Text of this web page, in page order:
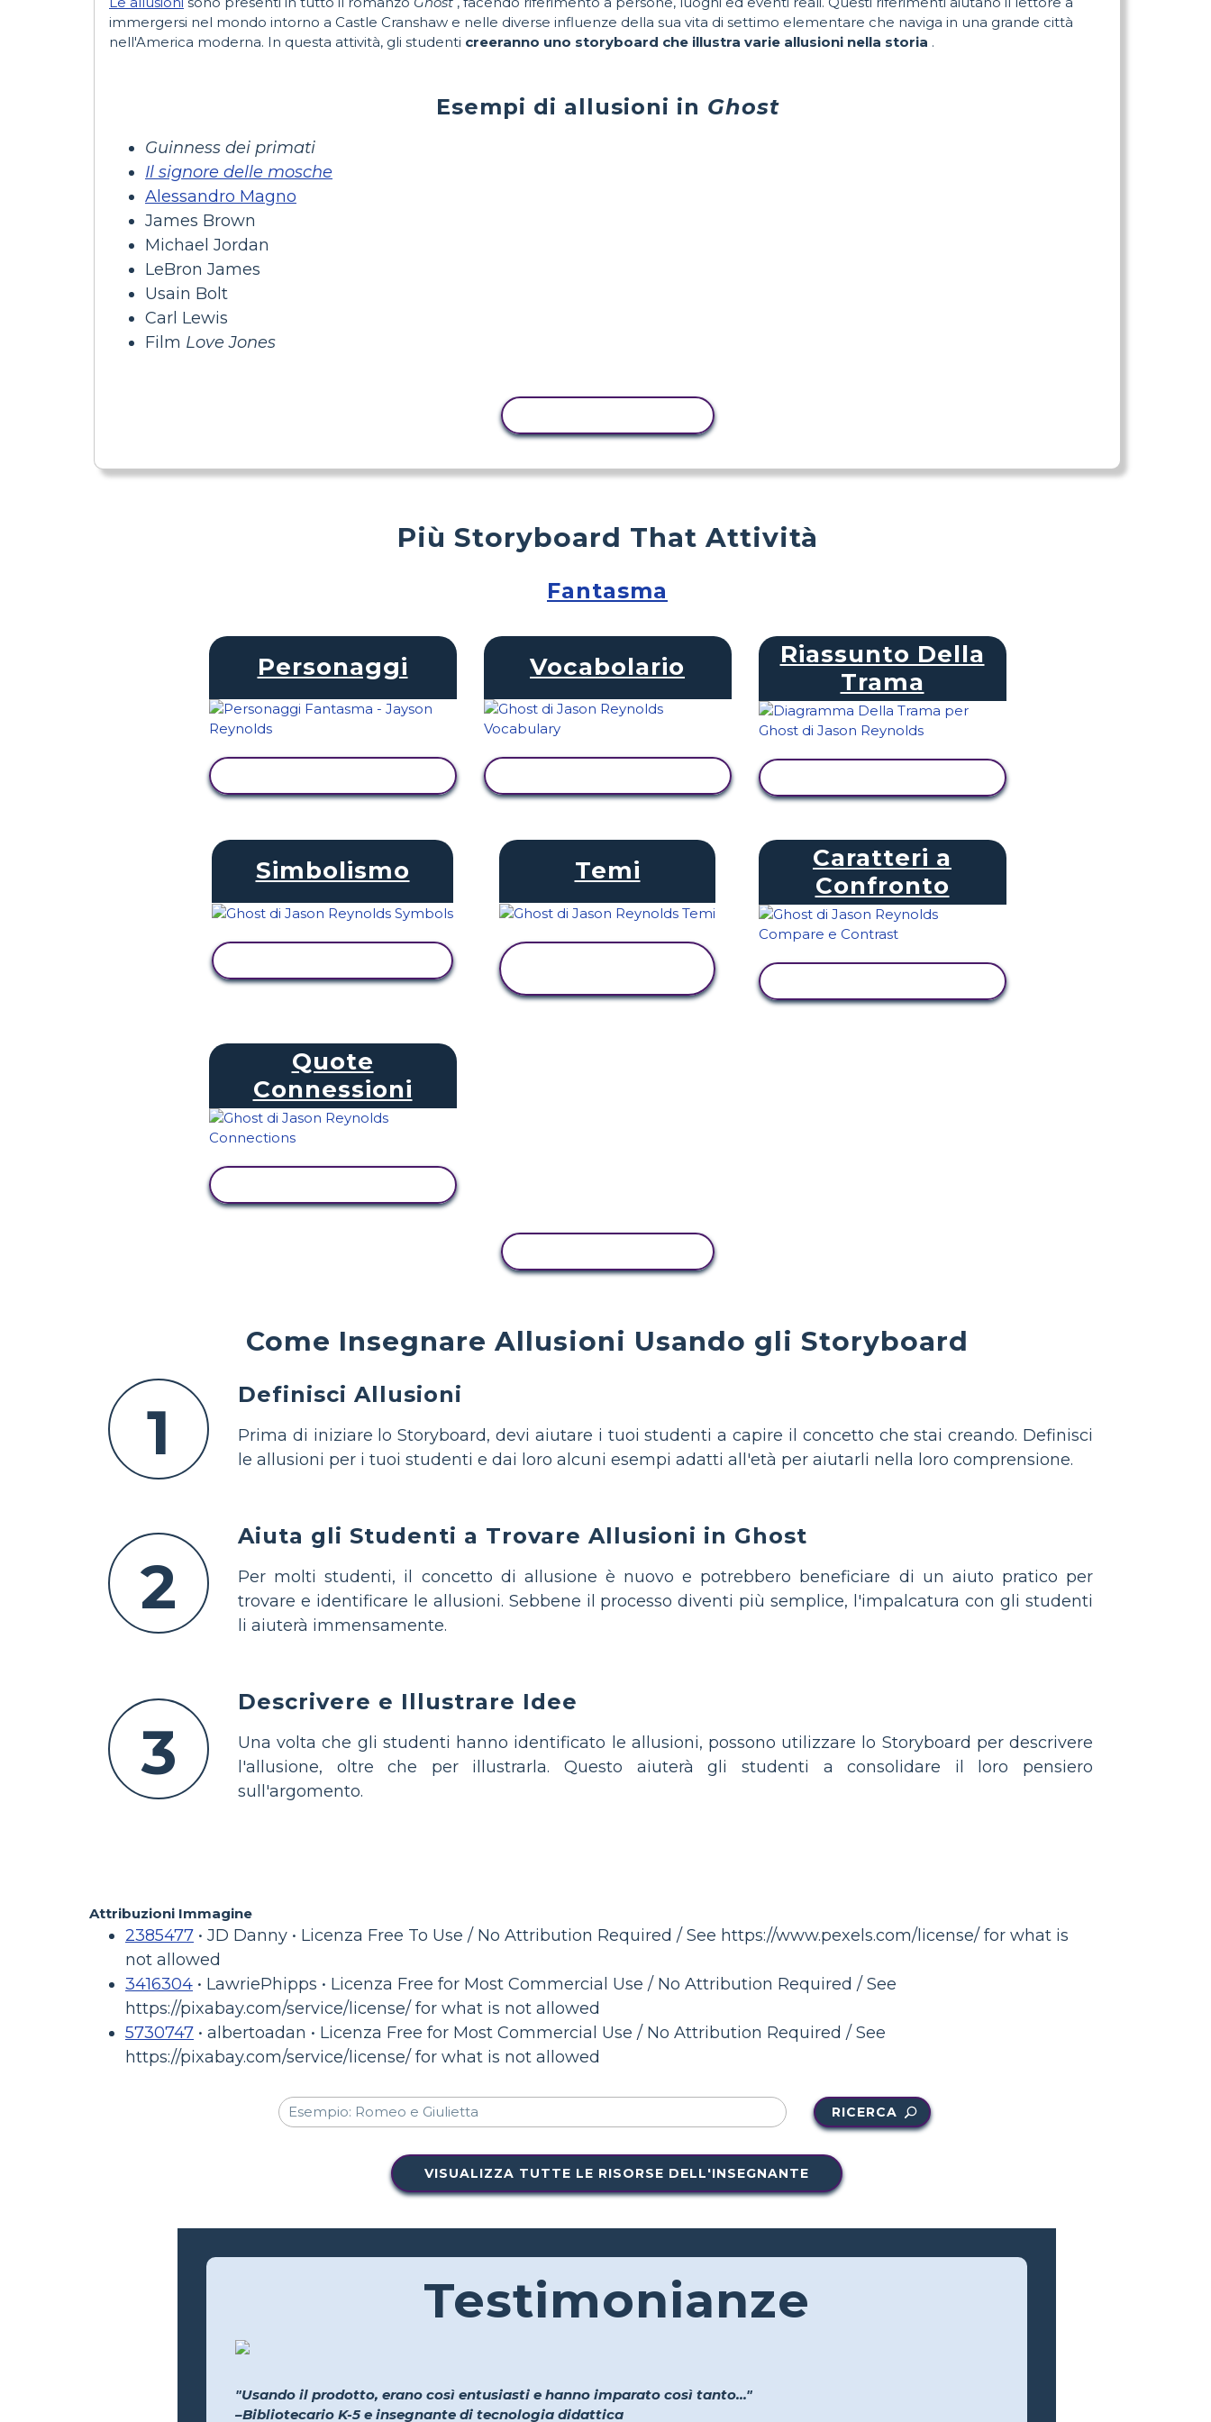
immergersi nel mondo intorno a Castle Cranshaw e nelle diverse influenze della sua vita di settimo elementare che naviga in una grande città
nell'America moderna. In questa attività, gli studenti creeranno uno storyboard che illustra varie allusioni nella storia .
Esempi di allusioni in Ghost
Guinness dei primati
Il signore delle mosche
Alessandro Magno
James Brown
Michael Jordan
LeBron James
Usain Bolt
Carl Lewis
Film Love Jones
Come Insegnare Allusioni Usando gli Storyboard
1
Definisci Allusioni
Prima di iniziare lo Storyboard, devi aiutare i tuoi studenti a capire il concetto che stai creando. Definisci
le allusioni per i tuoi studenti e dai loro alcuni esempi adatti all'età per aiutarli nella loro comprensione.
2
Aiuta gli Studenti a Trovare Allusioni in Ghost
Per molti studenti, il concetto di allusione è nuovo e potrebbero beneficiare di un aiuto pratico per
trovare e identificare le allusioni. Sebbene il processo diventi più semplice, l'impalcatura con gli studenti
li aiuterà immensamente.
3
Descrivere e Illustrare Idee
Una volta che gli studenti hanno identificato le allusioni, possono utilizzare lo Storyboard per descrivere
l'allusione, oltre che per illustrarla. Questo aiuterà gli studenti a consolidare il loro pensiero
sull'argomento.
Più Storyboard That Attività
Fantasma
Personaggi Vocabolario
Riassunto Della
Trama
Simbolismo Temi
Caratteri a
Confronto
Quote
Connessioni
Attribuzioni Immagine
2385477 • JD Danny • Licenza Free To Use / No Attribution Required / See https://www.pexels.com/license/ for what is
not allowed
3416304 • LawriePhipps • Licenza Free for Most Commercial Use / No Attribution Required / See
https://pixabay.com/service/license/ for what is not allowed
5730747 • albertoadan • Licenza Free for Most Commercial Use / No Attribution Required / See
https://pixabay.com/service/license/ for what is not allowed
RICERCA
VISUALIZZA TUTTE LE RISORSE DELL'INSEGNANTE
Testimonianze
"Usando il prodotto, erano così entusiasti e hanno imparato così tanto..."
–Bibliotecario K-5 e insegnante di tecnologia didattica